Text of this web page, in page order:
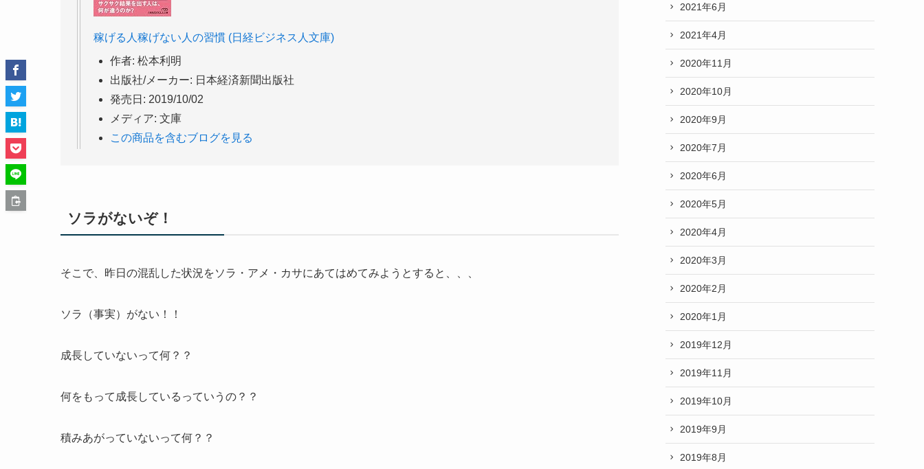
稼げる人稼げない人の習慣 (日経ビジネス人文庫)
作者: 松本利明
出版社/メーカー: 日本経済新聞出版社
発売日: 2019/10/02
メディア: 文庫
この商品を含むブログを見る
ソラがないぞ！
そこで、昨日の混乱した状況をソラ・アメ・カサにあてはめてみようとすると、、、
ソラ（事実）がない！！
成長していないって何？？
何をもって成長しているっていうの？？
積みあがっていないって何？？
2021年6月
2021年4月
2020年11月
2020年10月
2020年9月
2020年7月
2020年6月
2020年5月
2020年4月
2020年3月
2020年2月
2020年1月
2019年12月
2019年11月
2019年10月
2019年9月
2019年8月